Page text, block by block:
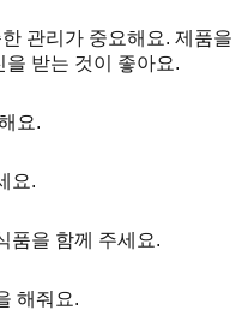
관리가 중요해요. 제품을
받는 것이 좋아요.
요.
요.
품을 함께 주세요.
해줘요.